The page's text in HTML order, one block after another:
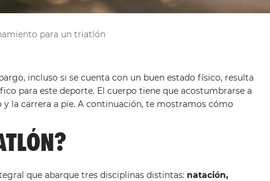
para un triatlón
incluso si se cuenta con un buen estado físico, resulta
para este deporte. El cuerpo tiene que acostumbrarse a
la carrera a pie. A continuación, te mostramos cómo
que abarque tres disciplinas distintas: natación,